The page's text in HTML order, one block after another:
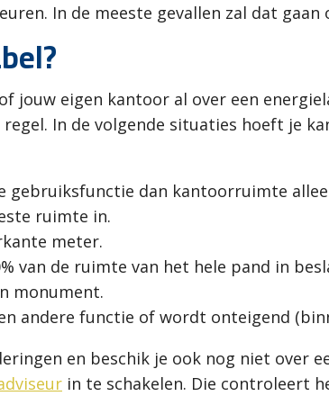
In de meeste gevallen zal dat
jouw eigen kantoor al over een
In de volgende situaties hoeft je
gebruiksfunctie dan kantoorruimte
ruimte in.
meter.
van de ruimte van het hele pand in
monument.
andere functie of wordt onteigend
en beschik je ook nog niet over
in te schakelen. Die controleert